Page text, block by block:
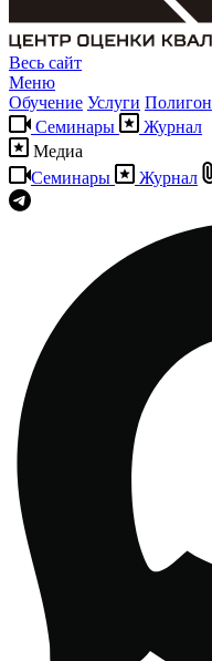
Весь сайт
Меню
Обучение Услуги Полигон
Семинары
Журнал
Медиа
Семинары
Журнал